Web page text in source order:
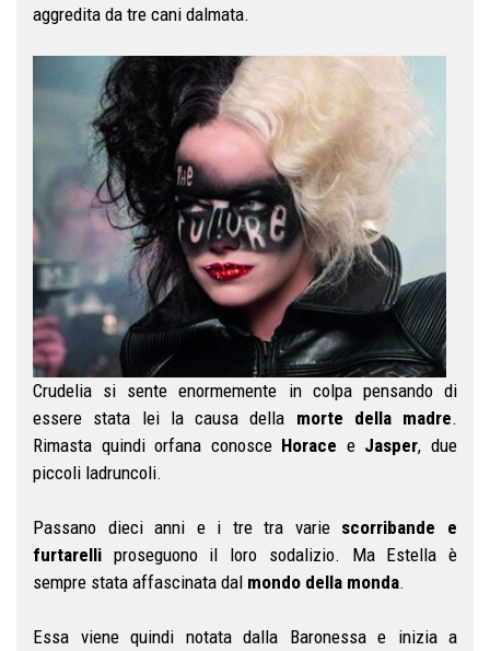
aggredita da tre cani dalmata.
Crudelia si sente enormemente in colpa pensando di
essere stata lei la causa della morte della madre.
Rimasta quindi orfana conosce Horace e Jasper, due
piccoli ladruncoli.
Passano dieci anni e i tre tra varie scorribande e
furtarelli proseguono il loro sodalizio. Ma Estella è
sempre stata affascinata dal mondo della monda.
Essa viene quindi notata dalla Baronessa e inizia a